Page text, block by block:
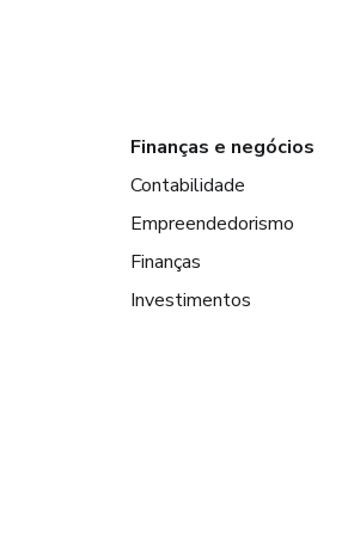
Finanças e negócios
Contabilidade
Empreendedorismo
Finanças
Investimentos